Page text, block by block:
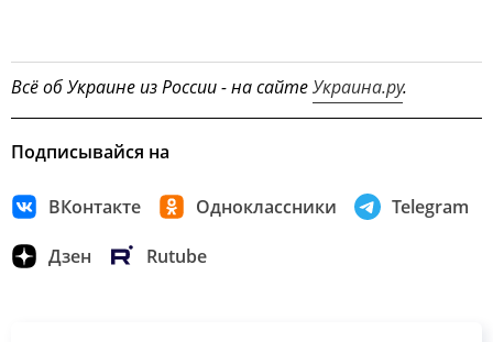
Всё об Украине из России - на сайтеУкраина.ру.
Подписывайся на
ВКонтакте Одноклассники Telegram
Дзен Rutube